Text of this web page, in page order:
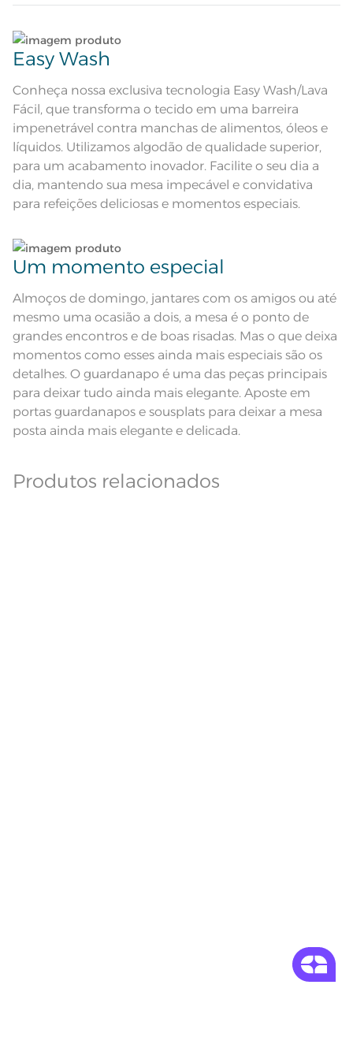
ramos de folhas em jacquard
Composição
Tamanho
Cor Vermelho
Itens Inclusos 1 Toalha de Mesa
Medida 2,20m x 2,20m
Instruções de Lavagem
de 40°C; Não alvejar; Secar com
temperatura baixa; Passar com
Modelo Quadrada
Observações
Pode haver pequena variação de
cor, de acordo com a configuração
e modelo do monitor ou do
aparelho celular. Consultar a cor
nas especificações técnicas do
produto.
Linha Celebra
Lave tipos de tecidos distintos separadamente;
Não lave cores claras e cores escuras no mesmo
ciclo;
No caso de derramamento acidental de líquidos,
condimentos ou molhos sobre o tecido, limpe
imediatamente utilizando um pano umedecido
em água sem comprimir ou friccionar a sujeira
para dentro, e deixe secar naturalmente;
do excesso da sujeira, submeta o tecido à lavagem
conforme instruções na etiqueta;
Dê preferência para secar no varal, à sombra;
Leia atentamente as instruções na etiqueta.
Easy Wash
Conheça nossa exclusiva tecnologia Easy Wash/Lava
Fácil, que transforma o tecido em uma barreira
impenetrável contra manchas de alimentos, óleos e
líquidos. Utilizamos algodão de qualidade superior,
para um acabamento inovador. Facilite o seu dia a
dia, mantendo sua mesa impecável e convidativa
para refeições deliciosas e momentos especiais.
Um momento especial
Almoços de domingo, jantares com os amigos ou até
mesmo uma ocasião a dois, a mesa é o ponto de
grandes encontros e de boas risadas. Mas o que deixa
momentos como esses ainda mais especiais são os
detalhes. O guardanapo é uma das peças principais
para deixar tudo ainda mais elegante. Aposte em
portas guardanapos e sousplats para deixar a mesa
posta ainda mais elegante e delicada.
Produtos relacionados